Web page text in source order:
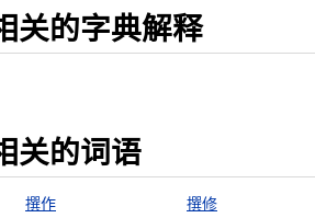
关的字典解释
关的词语
撰作
撰修